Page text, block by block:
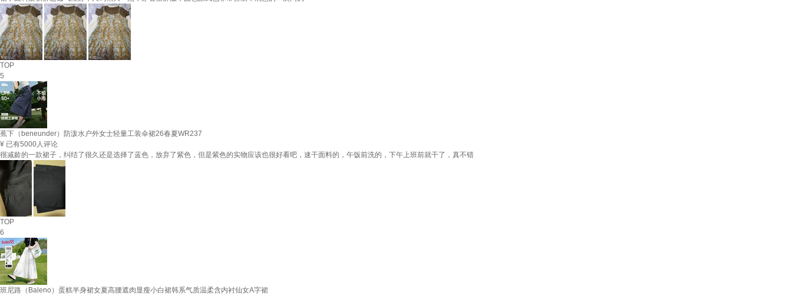
TOP
5
蕉下（beneunder）防泼水户外女士轻量工装伞裙26春夏WR237
¥ 已有5000人评论
很减龄的一款裙子，纠结了很久还是选择了蓝色，放弃了紫色，但是紫色的实物应该也很好看吧，速干面料的，午饭前洗的，下午上班前就干了，真不错
TOP
6
班尼路（Baleno）蛋糕半身裙女夏高腰遮肉显瘦小白裙韩系气质温柔含内衬仙女A字裙